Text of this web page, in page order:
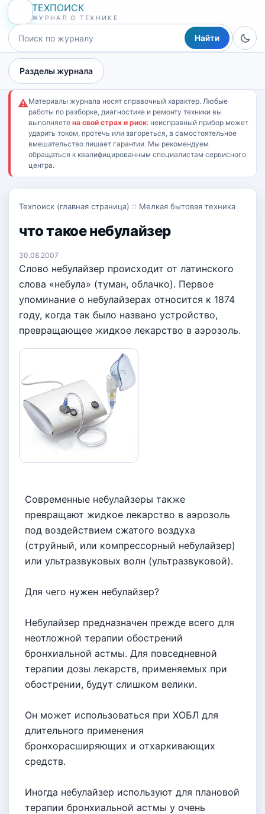
ТЕХПОИСК
ЖУРНАЛ О ТЕХНИКЕ
Найти
Разделы журнала
⚠Материалы журнала носят справочный характер. Любые
работы по разборке, диагностике и ремонту техники вы
выполняете на свой страх и риск: неисправный прибор может
ударить током, протечь или загореться, а самостоятельное
вмешательство лишает гарантии. Мы рекомендуем
обращаться к квалифицированным специалистам сервисного
центра.
Техпоиск (главная страница) :: Мелкая бытовая техника
что такое небулайзер
30.08.2007
Слово небулайзер происходит от латинского
слова «небула» (туман, облачко). Первое
упоминание о небулайзерах относится к 1874
году, когда так было названо устройство,
превращающее жидкое лекарство в аэрозоль.
Современные небулайзеры также
превращают жидкое лекарство в аэрозоль
под воздействием сжатого воздуха
(струйный, или компрессорный небулайзер)
или ультразвуковых волн (ультразвуковой).
Для чего нужен небулайзер?
Небулайзер предназначен прежде всего для
неотложной терапии обострений
бронхиальной астмы. Для повседневной
терапии дозы лекарств, применяемых при
обострении, будут слишком велики.
Он может использоваться при ХОБЛ для
длительного применения
бронхорасширяющих и отхаркивающих
средств.
Иногда небулайзер используют для плановой
терапии бронхиальной астмы у очень